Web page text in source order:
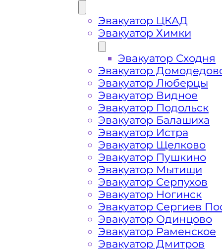
Как перевезти
Богородском
Эвакуатор ЦКАД
Эвакуатор Химки
Эвакуатор Сходня
Эвакуатор
Эвакуатор Люберцы
Эвакуатор Видное
Эвакуатор Подольск
Эвакуатор Балашиха
Эвакуатор Истра
Эвакуатор Щелково
Эвакуатор Пушкино
Эвакуатор Мытищи
Эвакуатор Серпухов
Эвакуатор Ногинск
Эвакуатор Сергиев
Эвакуатор Одинцово
Эвакуатор Раменское
Эвакуатор Дмитров